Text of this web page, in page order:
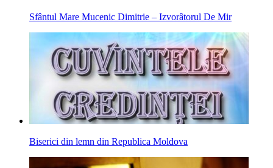
Sfântul Mare Mucenic Dimitrie – Izvorâtorul De Mir
Biserici din lemn din Republica Moldova